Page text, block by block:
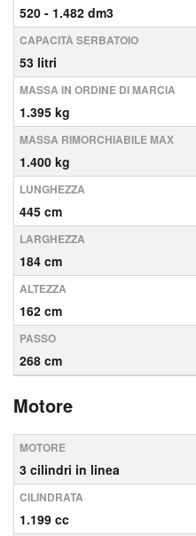
520 - 1.482 dm3
CAPACITÀ SERBATOIO
53 litri
MASSA IN ORDINE DI MARCIA
1.395 kg
MASSA RIMORCHIABILE MAX
1.400 kg
LUNGHEZZA
445 cm
LARGHEZZA
184 cm
ALTEZZA
162 cm
PASSO
268 cm
Motore
MOTORE
3 cilindri in linea
CILINDRATA
1.199 cc